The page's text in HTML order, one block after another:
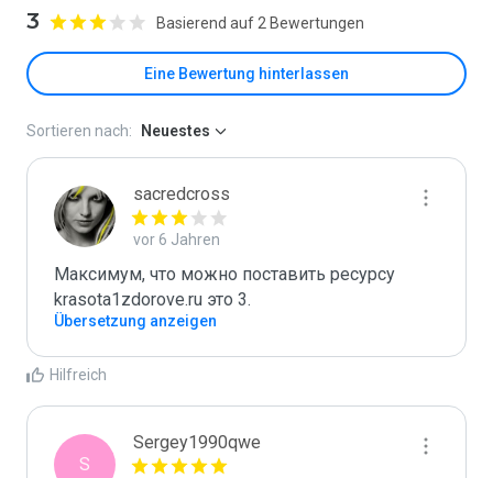
3 Basierend auf 2 Bewertungen
Eine Bewertung hinterlassen
Sortieren nach: Neuestes
sacredcross
vor 6 Jahren
Максимум, что можно поставить ресурсу
krasota1zdorove.ru это 3.
Übersetzung anzeigen
Hilfreich
S
Sergey1990qwe